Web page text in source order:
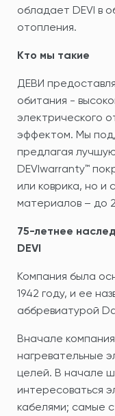
обладает DEVI в
отопления.
Кто мы такие
ДЕВИ
обитания -
электрического
эффектом. Мы
предлагая
DEVIwarranty™
или коврика, но и
материалов – до
75-летнее
DEVI
Компания была
1942 году, и ее
аббревиатурой
Вначале
нагревательные
целей. В начале
интересоваться
кабелями; самые